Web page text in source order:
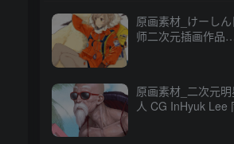
原画素材_けーし
师二次元插画作品
原画素材_二次元
人 CG InHyuk Lee